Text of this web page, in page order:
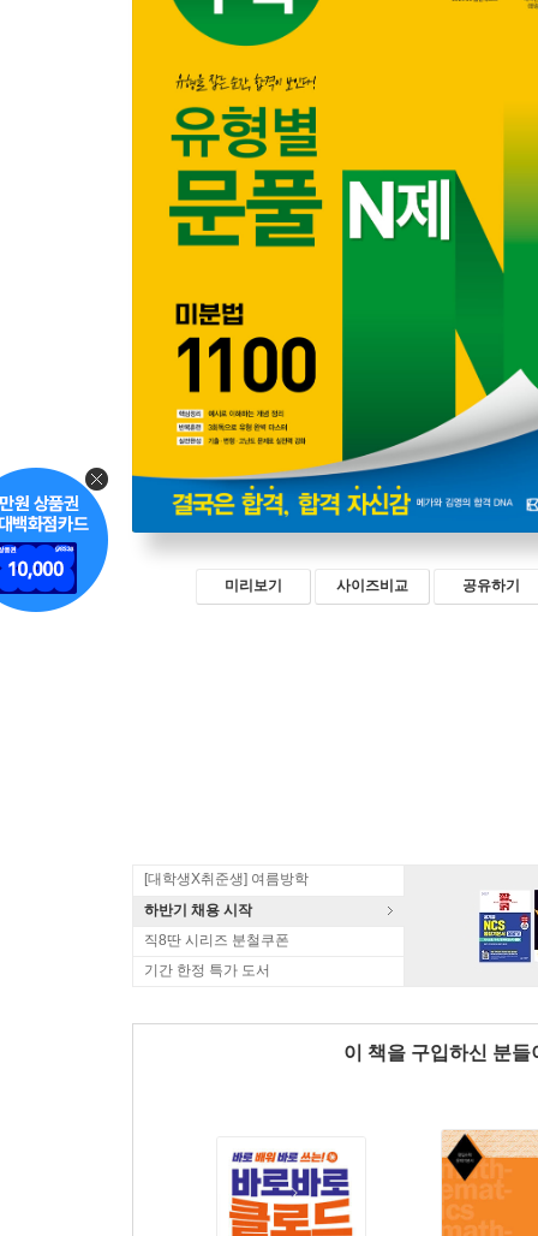
미리보기 사이즈비교 공유하기
[대학생X취준생] 여름방학
하반기 채용 시작
직8딴 시리즈 분철쿠폰
기간 한정 특가 도서
이 책을 구입하신 분